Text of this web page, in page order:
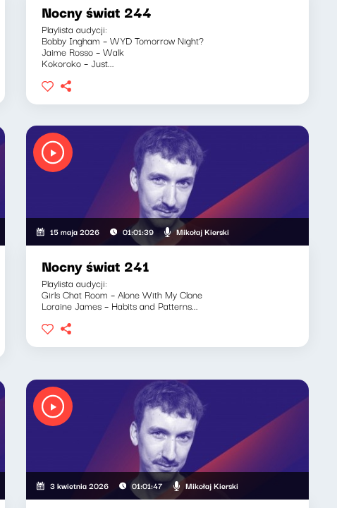
Nocny świat 244
Playlista audycji:
Bobby Ingham – WYD Tomorrow Night?
Jaime Rosso – Walk
Kokoroko – Just...
15 maja 2026 01:01:39 Mikołaj Kierski
Nocny świat 241
Playlista audycji:
Girls Chat Room – Alone With My Clone
Loraine James – Habits and Patterns...
3 kwietnia 2026 01:01:47 Mikołaj Kierski